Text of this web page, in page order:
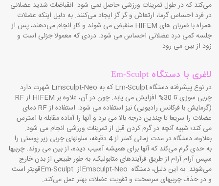
می‌کند که در طول تمرینات ورزشی حاصل نمی شود. انقباضات شدید عضلانی
در فرد احساس گرما، ارتعاش و گز گز ایجاد می‌کنند. به دلیل اینکه عضلات
همراه با ضربان های HIFEM منقبض می شوند و کار انجام می‌دهند، پس از
جلسه کمی درد عضلانی احساس می شود. دردی که معمولا جزئی است و
زود از بین می رود.
لاغری با دستگاه Em-Sculpt
در نوع پیشرفته دستگاهEm-Sculpt که به Emsculpt-Neo شهرت دارد
چربی سوزی تا 30% افزایش می یابد. چون در آن، علاوه بر
HIFEM ازRF
(گرمایش با فرکانس رادیویی) نیز استفاده می شود. استفاده ازRFدمای
عضلات را سریعا تا چندین درجه بالا می برد و آنها را آماده مقابله با استرس
می کند؛ شبیه آنچه در گرم کردن قبل از تمرینات ورزشی انجام می شود.
بعلاوه، دستگاه در مدت زمانی کمتر از 4 دقیقه، سلولهای چربی زیر پوستی را
به حدی گرم می‌کند که آنها برای همیشه آسیب دیده، از بین می روند. چربیها
سپس آرام آرام از طریق فرآیندهای متابولیک، به طور طبیعی از بدن خارج
می‌شوند. به این دلیل، دستگاه Emsculpt-Neoاز Em-Sculptقویتر است
و در حذف چربیهای سرسخت و تقویت عضلات بهتر عمل می‌کند.